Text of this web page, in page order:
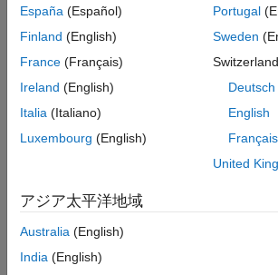
802.11ax Packet Error Rate
HE TB uplink transmission.
Simulation
Measure the packet error rate of IEEE 802.11ax HE SU
transmissions with different beamforming feedback
802.11ax Feedback Status
Uplink Trigger-Based Feedback NDP
Measure the probability of misdetecting
España (Español)
Finland (English)
France (Français)
Ireland (English)
Italia (Italiano)
Luxembourg (English)
Portugal
Sweden
Switzerland
Deutsch
English
Français
United
アジア太平洋地域
Australia (English)
India (English)